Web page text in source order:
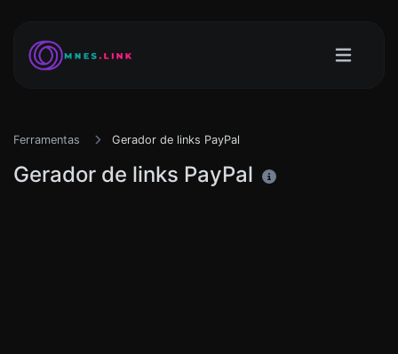
Ferramentas Gerador de links PayPal
Gerador de links PayPal